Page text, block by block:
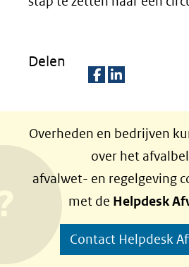
Delen
l
e
n
o
p
F
l
e
n
o
p
L
Overheden en bedrijven
over het
afvalwet- en regelgeving
met de Helpdesk
Contact Helpdesk